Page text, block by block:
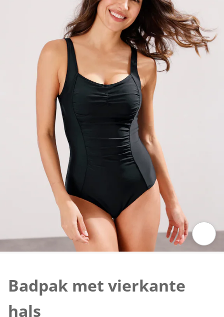
Badpak met vierkante
hals